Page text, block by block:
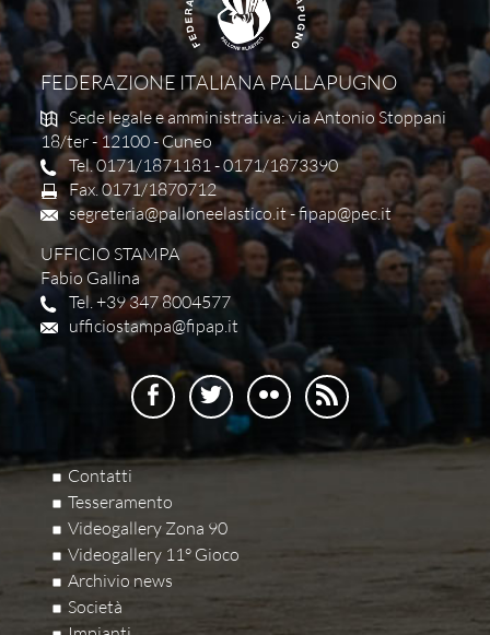
FEDERAZIONE ITALIANA PALLAPUGNO
Sede legale e amministrativa: via Antonio Stoppani
18/ter - 12100 - Cuneo
Tel. 0171/1871181 - 0171/1873390
Fax. 0171/1870712
segreteria@palloneelastico.it-fipap@pec.it
UFFICIO STAMPA
Fabio Gallina
Tel. +39 347 8004577
ufficiostampa@fipap.it
Contatti
Tesseramento
Videogallery Zona 90
Videogallery 11° Gioco
Archivio news
Società